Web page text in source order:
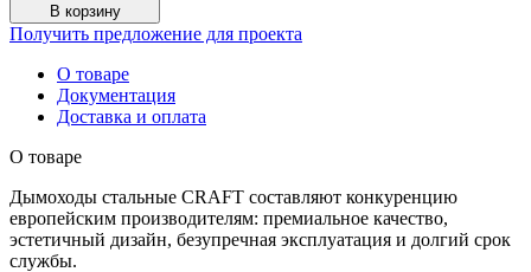
В корзину
Получить предложение для проекта
О товаре
Документация
Доставка и оплата
О товаре
Дымоходы стальные CRAFT составляют конкуренцию
европейским производителям: премиальное качество,
эстетичный дизайн, безупречная эксплуатация и долгий срок
службы.